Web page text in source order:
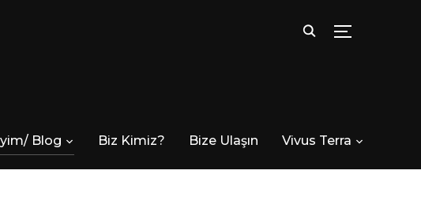
Blog Biz Kimiz? Bize Ulaşın Vivus Terra